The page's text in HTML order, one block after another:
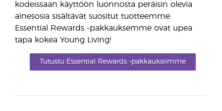
kodeissaan käyttöön luonnosta peräisin olevia
ainesosia sisältävät suositut tuotteemme.
Essential Rewards -pakkauksemme ovat upea
tapa kokea Young Living!
Tutustu Essential Rewards -pakkauksiimme